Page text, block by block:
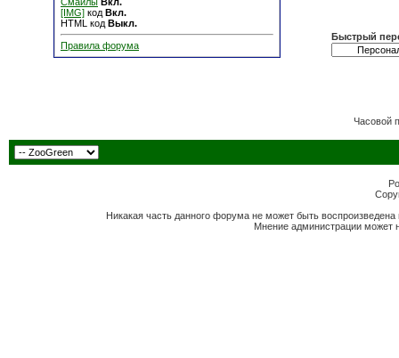
[IMG] код Вкл.
HTML код Выкл.
Правила форума
Быстрый
Часовой
Никакая часть данного форума не может быть
Мнение администрации может